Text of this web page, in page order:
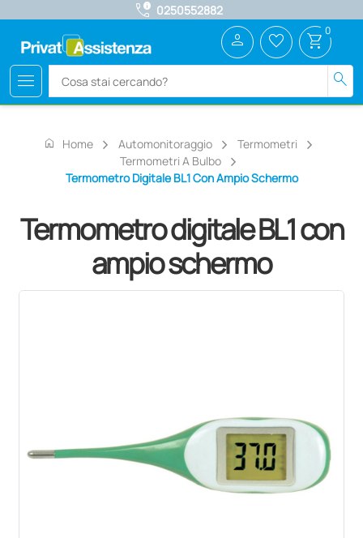
call_quality 0250552882
menu search
person favorite_border shopping_cart 0
home Home Automonitoraggio
Termometri
Termometri A Bulbo
Termometro Digitale BL1 Con Ampio Schermo
Termometro digitale BL1 con
ampio schermo